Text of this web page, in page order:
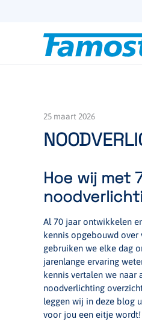
25 maart 2026
Hoe wij met
Al 70 jaar ontwikkelen
kennis opgebouwd
gebruiken we elke dag
jarenlange ervaring
kennis vertalen we naar
noodverlichting
leggen wij in deze blog
voor jou een eitje wordt!